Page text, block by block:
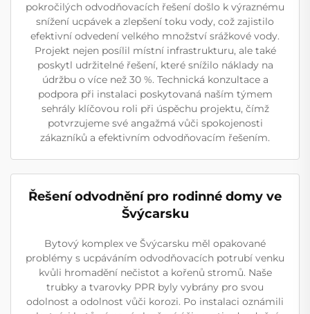
pokročilých odvodňovacích řešení došlo k výraznému
snížení ucpávek a zlepšení toku vody, což zajistilo
efektivní odvedení velkého množství srážkové vody.
Projekt nejen posílil místní infrastrukturu, ale také
poskytl udržitelné řešení, které snížilo náklady na
údržbu o více než 30 %. Technická konzultace a
podpora při instalaci poskytovaná naším týmem
sehrály klíčovou roli při úspěchu projektu, čímž
potvrzujeme své angažmá vůči spokojenosti
zákazníků a efektivním odvodňovacím řešením.
Řešení odvodnění pro rodinné domy ve
Švýcarsku
Bytový komplex ve Švýcarsku měl opakované
problémy s ucpáváním odvodňovacích potrubí venku
kvůli hromadění nečistot a kořenů stromů. Naše
trubky a tvarovky PPR byly vybrány pro svou
odolnost a odolnost vůči korozi. Po instalaci oznámili